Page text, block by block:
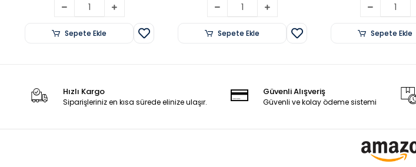
Sepete Ekle Sepete Ekle Sepete Ekle
Hızlı Kargo
Siparişleriniz en kısa sürede elinize ulaşır.
Güvenli Alışveriş
Güvenli ve kolay ödeme sistemi